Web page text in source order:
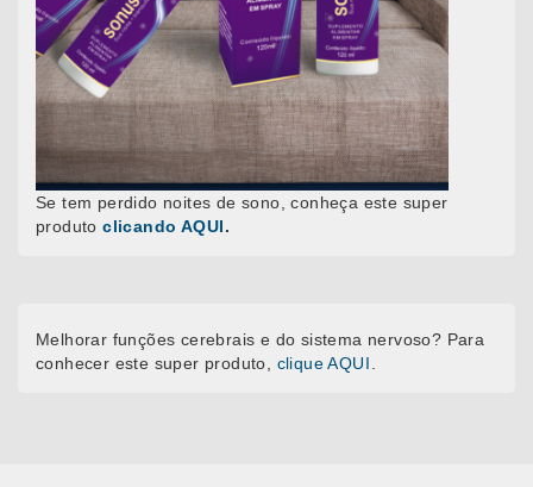
Se tem perdido noites de sono, conheça este super
produto clicando AQUI.
Melhorar funções cerebrais e do sistema nervoso? Para
conhecer este super produto, clique AQUI